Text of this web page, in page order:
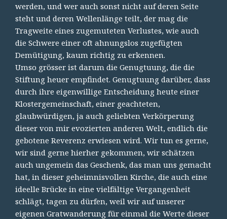
werden, und wer auch sonst nicht auf deren Seite
steht und deren Wellenlänge teilt, der mag die
Tragweite eines zugemuteten Verlustes, wie auch
die Schwere einer oft ahnungslos zugefügten
Demütigung, kaum richtig zu erkennen.
Umso grösser ist darum die Genugtuung, die die
Stiftung heuer empfindet. Genugtuung darüber, dass
durch ihre eigenwillige Entscheidung heute einer
Klostergemeinschaft, einer geachteten,
glaubwürdigen, ja auch geliebten Verkörperung
dieser von mir evozierten anderen Welt, endlich die
gebotene Reverenz erwiesen wird. Wir tun es gerne,
wir sind gerne hierher gekommen, wir schätzen
auch ungemein das Geschenk, das man uns gemacht
hat, in dieser geheimnisvollen Kirche, die auch eine
ideelle Brücke in eine vielfältige Vergangenheit
schlägt, tagen zu dürfen, weil wir auf unserer
eigenen Gratwanderung für einmal die Werte dieser